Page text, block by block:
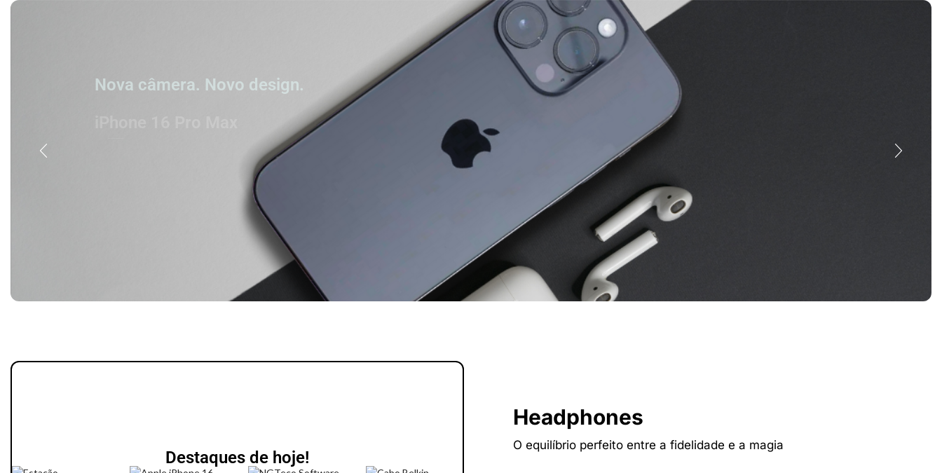
Nova câmera. Novo design.
Titânio. Tão forte. Tão leve. Tão profissional.
Destaques de hoje!
Headphones
O equilíbrio perfeito entre a fidelidade e a magia